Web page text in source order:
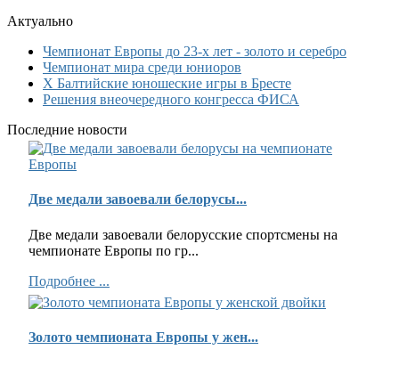
Актуально
Чемпионат Европы до 23-х лет - золото и серебро
Чемпионат мира среди юниоров
Х Балтийские юношеские игры в Бресте
Решения внеочередного конгресса ФИСА
Последние новости
Две медали завоевали белорусы...
Две медали завоевали белорусские спортсмены на
чемпионате Европы по гр...
Подробнее ...
Золото чемпионата Европы у жен...